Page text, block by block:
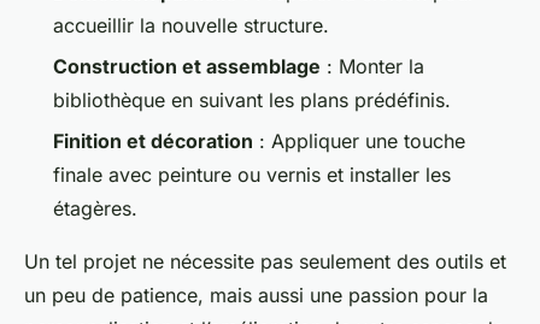
accueillir la nouvelle structure.
Construction et assemblage : Monter la
bibliothèque en suivant les plans prédéfinis.
Finition et décoration : Appliquer une touche
finale avec peinture ou vernis et installer les
étagères.
Un tel projet ne nécessite pas seulement des outils et
un peu de patience, mais aussi une passion pour la